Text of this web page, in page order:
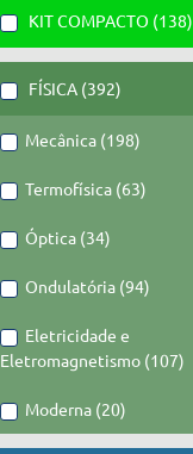
KIT COMPACTO (138)
FÍSICA (392)
Mecânica (198)
Termofísica (63)
Óptica (34)
Ondulatória (94)
Eletricidade e
Eletromagnetismo (107)
Moderna (20)